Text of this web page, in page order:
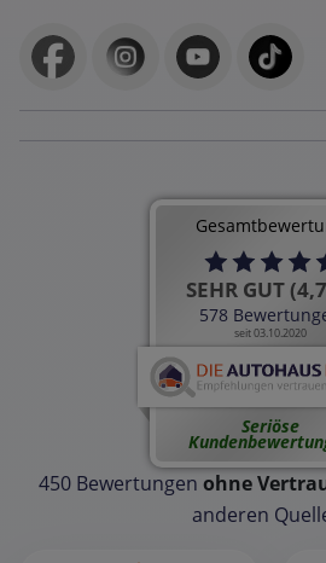
SEHR GUT
578
seit 03.10.2020
Seriöse
450 Bewertungen ohne
anderen